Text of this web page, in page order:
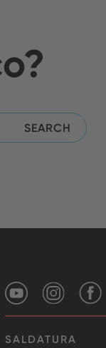
SALDATURA